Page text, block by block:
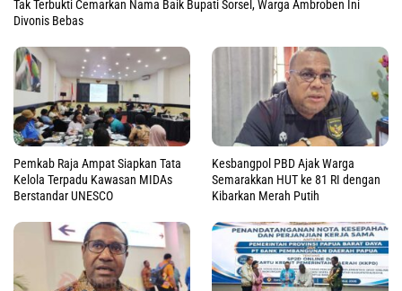
Tak Terbukti Cemarkan Nama Baik Bupati Sorsel, Warga Ambroben Ini
Divonis Bebas
Pemkab Raja Ampat Siapkan Tata
Kelola Terpadu Kawasan MIDAs
Berstandar UNESCO
Kesbangpol PBD Ajak Warga
Semarakkan HUT ke 81 RI dengan
Kibarkan Merah Putih